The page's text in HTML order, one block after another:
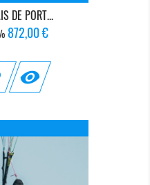
DE PORT...
Prix
872,00 €
